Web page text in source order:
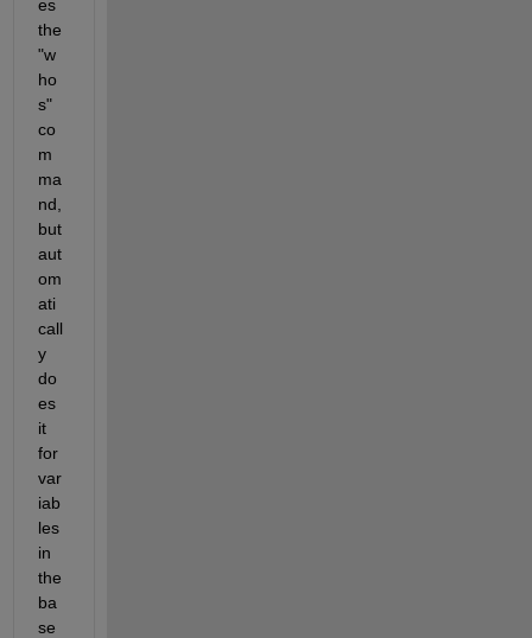
es
the
"w
ho
s"
co
m
ma
nd,
but
aut
om
ati
call
y
do
es
it
for
var
iab
les
in
the
ba
se